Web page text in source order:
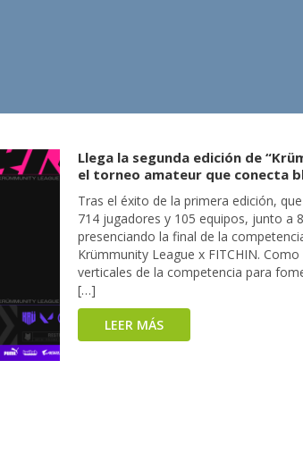
Llega la segunda edición de
el torneo amateur que conecta
Tras el éxito de la primera edición,
714 jugadores y 105 equipos, junto a
presenciando la final de la
Krümmunity League x FITCHIN.
verticales de la competencia para
[…]
LEER MÁS